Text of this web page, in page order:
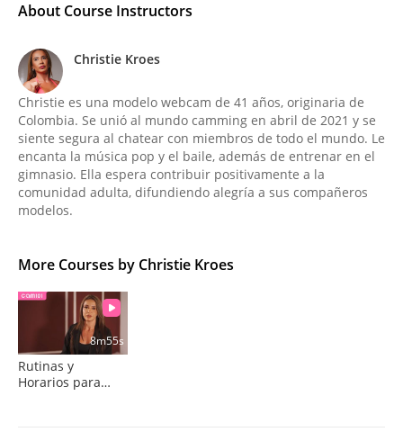
About Course Instructors
Christie Kroes
Christie es una modelo webcam de 41 años, originaria de
Colombia. Se unió al mundo camming en abril de 2021 y se
siente segura al chatear con miembros de todo el mundo. Le
encanta la música pop y el baile, además de entrenar en el
gimnasio. Ella espera contribuir positivamente a la
comunidad adulta, difundiendo alegría a sus compañeros
modelos.
More Courses by Christie Kroes
8m55s
Rutinas y
Horarios para